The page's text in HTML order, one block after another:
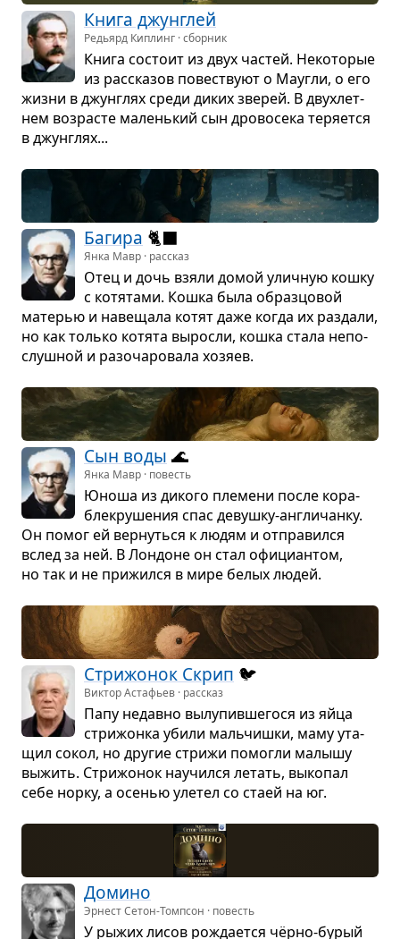
Книга джун­глей
Редьярд Киплинг · сборник
Книга состоит из двух частей. Неко­то­рые
из рас­ска­зов повест­вуют о Маугли, о его
жизни в джун­глях среди диких зве­рей. В двух­лет­
нем воз­ра­сте малень­кий сын дро­во­сека теря­ется
в джун­глях...
Багира 🐈‍⬛
Янка Мавр · рассказ
Отец и дочь взяли домой улич­ную кошку
с котя­тами. Кошка была образ­цо­вой
мате­рью и наве­щала котят даже когда их раз­дали,
но как только котята выросли, кошка стала непо­
слуш­ной и разо­ча­ро­вала хозяев.
Сын воды 🌊
Янка Мавр · повесть
Юноша из дикого пле­мени после кора­
бле­кру­ше­ния спас девушку-англи­чанку.
Он помог ей вер­нуться к людям и отпра­вился
вслед за ней. В Лон­доне он стал офи­ци­ан­том,
но так и не при­жился в мире белых людей.
Стри­жо­нок Скрип 🐦
Виктор Астафьев · рассказ
Папу недавно вылу­пив­ше­гося из яйца
стри­жонка убили маль­чишки, маму ута­
щил сокол, но дру­гие стрижи помо­гли малышу
выжить. Стри­жо­нок научился летать, выко­пал
себе норку, а осе­нью уле­тел со стаей на юг.
Домино
Эрнест Сетон-Томпсон · повесть
У рыжих лисов рожда­ется чёрно-бурый